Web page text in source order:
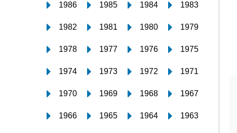
1986 1985 1984 1983
1982 1981 1980 1979
1978 1977 1976 1975
1974 1973 1972 1971
1970 1969 1968 1967
1966 1965 1964 1963